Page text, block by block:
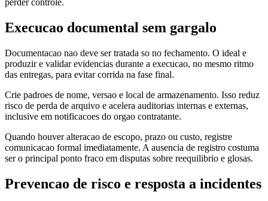
perder controle.
Execucao documental sem gargalo
Documentacao nao deve ser tratada so no fechamento. O ideal e
produzir e validar evidencias durante a execucao, no mesmo ritmo
das entregas, para evitar corrida na fase final.
Crie padroes de nome, versao e local de armazenamento. Isso reduz
risco de perda de arquivo e acelera auditorias internas e externas,
inclusive em notificacoes do orgao contratante.
Quando houver alteracao de escopo, prazo ou custo, registre
comunicacao formal imediatamente. A ausencia de registro costuma
ser o principal ponto fraco em disputas sobre reequilibrio e glosas.
Prevencao de risco e resposta a incidentes